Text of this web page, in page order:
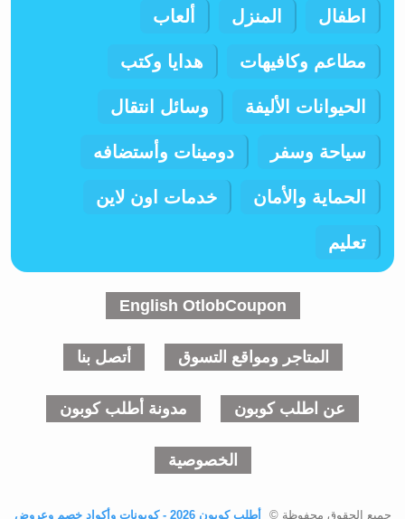
اطفال المنزل ألعاب
مطاعم وكافيهات هدايا وكتب
الحيوانات الأليفة وسائل انتقال
سياحة وسفر دومينات وأستضافه
الحماية والأمان خدمات اون لاين
تعليم
English OtlobCoupon
المتاجر ومواقع التسوق أتصل بنا
عن اطلب كوبون مدونة أطلب كوبون
الخصوصية
جميع الحقوق محفوظة © أطلب كوبون 2026 - كوبونات وأكواد خصم وعروض